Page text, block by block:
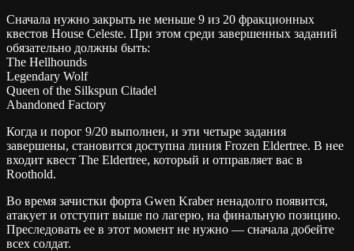
Сначала нужно закрыть не меньше 9 из 20 фракционных
квестов House Celeste. При этом среди завершенных заданий
обязательно должны быть:
The Hellhounds
Legendary Wolf
Queen of the Silkspun Citadel
Abandoned Factory
Когда и порог 9/20 выполнен, и эти четыре задания
завершены, становится доступна линия Frozen Eldertree. В нее
входит квест The Eldertree, который и отправляет вас в
Roothold.
Во время зачистки форта Gwen Kraber ненадолго появится,
атакует и отступит выше по лагерю, на финальную позицию.
Преследовать ее в этот момент не нужно — сначала добейте
всех солдат.